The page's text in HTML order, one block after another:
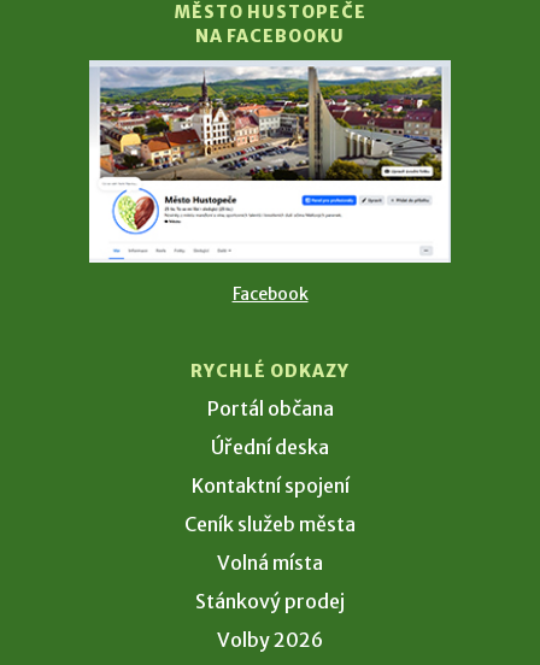
MĚSTO HUSTOPEČE
NA FACEBOOKU
Facebook
RYCHLÉ ODKAZY
Portál občana
Úřední deska
Kontaktní spojení
Ceník služeb města
Volná místa
Stánkový prodej
Volby 2026